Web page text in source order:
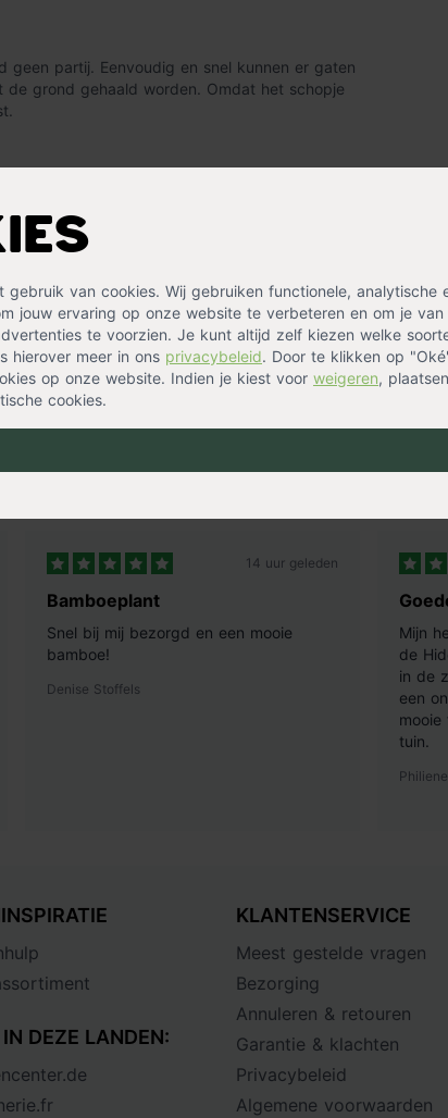
gebruik van cookies. Wij gebruiken functionele, analytische
jouw ervaring op onze website te verbeteren en om je van
te voorzien. Je kunt altijd zelf kiezen welke
hierover meer in ons privacybeleid. Door te klikken op
op onze website. Indien je kiest voor weigeren,
cookies.
partij. Eenvoudig en snel kunnen er gaten
grond gehaald worden. Omdat het schopje
minder
geen partij.
korting? Laat je emailadres achter en
14 uur geleden
Bamboeplant
Snel bij mij bezorgd en een mooie
bamboe!
Denise Stoffels
Mijn
de
in de
een
mooie
tuin.
Philiene
DEZE LANDEN:
KLANTENSERVICE
Meest gestelde vragen
Bezorging
Annuleren & retouren
Garantie & klachten
Privacybeleid
Algemene voorwaarden